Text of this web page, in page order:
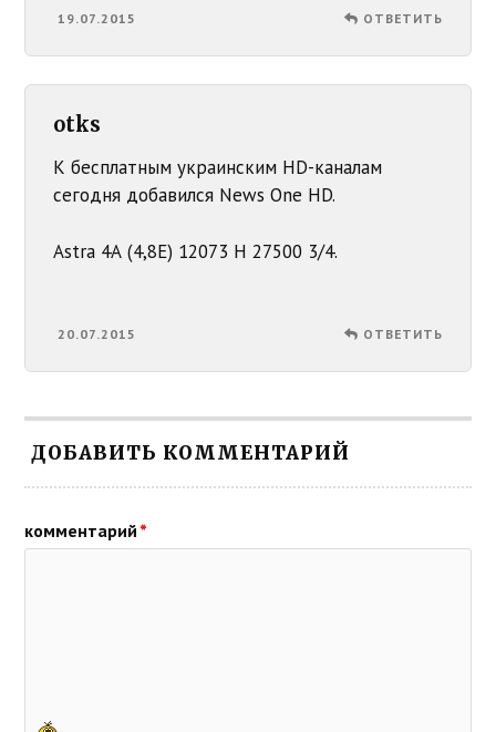
19.07.2015 ОТВЕТИТЬ
otks
К бесплатным украинским HD-каналам
сегодня добавился News One HD.
Astra 4A (4,8E) 12073 H 27500 3/4.
20.07.2015 ОТВЕТИТЬ
ДОБАВИТЬ КОММЕНТАРИЙ
комментарий *